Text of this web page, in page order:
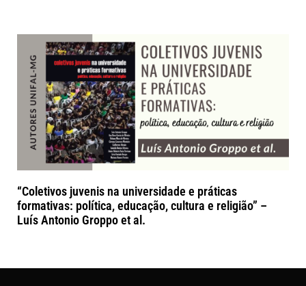
“Coletivos juvenis na universidade e práticas
formativas: política, educação, cultura e religião” –
Luís Antonio Groppo et al.